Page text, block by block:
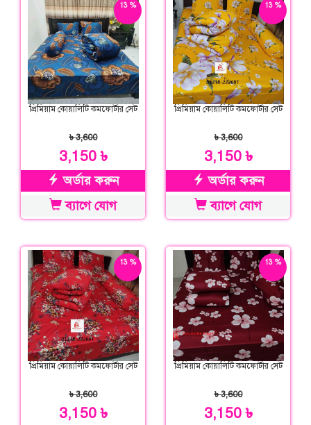
13 %
প্রিমিয়াম কোয়ালিটি কমফোর্টার সেট
৳ 3,600
3,150 ৳
অর্ডার করুন
ব্যাগে যোগ
13 %
প্রিমিয়াম কোয়ালিটি কমফোর্টার সেট
৳ 3,600
3,150 ৳
অর্ডার করুন
ব্যাগে যোগ
13 %
প্রিমিয়াম কোয়ালিটি কমফোর্টার সেট
৳ 3,600
3,150 ৳
13 %
প্রিমিয়াম কোয়ালিটি কমফোর্টার সেট
৳ 3,600
3,150 ৳